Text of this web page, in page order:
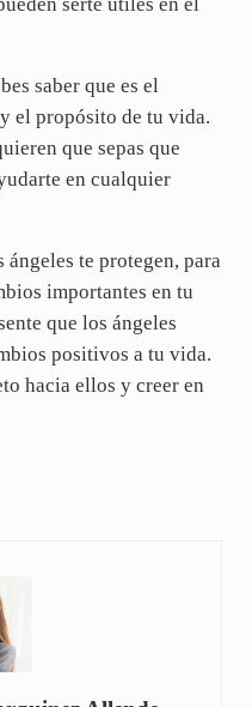
saber que es el
el propósito de tu vida.
que sepas que
en cualquier
te protegen, para
importantes en tu
que los ángeles
positivos a tu vida.
hacia ellos y creer en